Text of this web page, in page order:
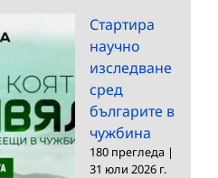
Стартира
научно
изследване
сред
българите в
чужбина
180 прегледа |
31 юли 2026 г.